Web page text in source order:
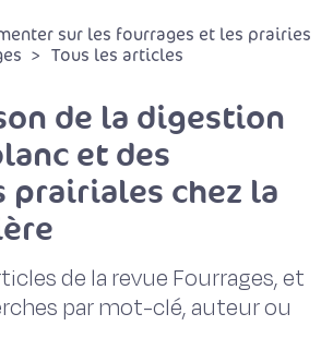
sur les fourrages et les prairies
Tous les articles
de la digestion
et des
prairiales chez la
de la revue Fourrages, et
par mot-clé, auteur ou